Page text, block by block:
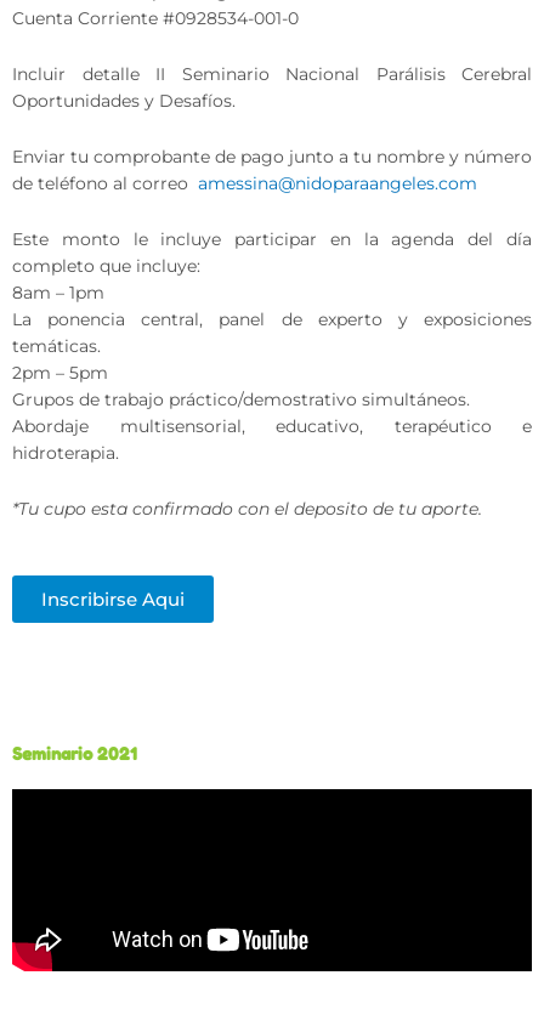
Cuenta Corriente #0928534-001-0
Incluir detalle II Seminario Nacional Parálisis Cerebral
Oportunidades y Desafíos.
Enviar tu comprobante de pago junto a tu nombre y número
de teléfono al correo amessina@nidoparaangeles.com
Este monto le incluye participar en la agenda del día
completo que incluye:
8am – 1pm
La ponencia central, panel de experto y exposiciones
temáticas.
2pm – 5pm
Grupos de trabajo práctico/demostrativo simultáneos.
Abordaje multisensorial, educativo, terapéutico e
hidroterapia.
*Tu cupo esta confirmado con el deposito de tu aporte.
Inscribirse Aqui
Seminario 2021